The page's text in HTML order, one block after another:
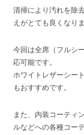
清掃により汚れを除
えがとても良くなり
今回は全席（フルシ
応可能です。
ホワイトレザーシー
もおすすめです。
また、内装コーティ
ルなどへの各種コー